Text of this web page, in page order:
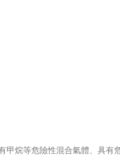
烷等危險性混合氣體、具有